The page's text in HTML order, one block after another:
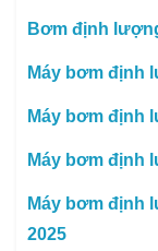
Bơm định
Máy bơm định
Máy bơm định
Máy bơm định
Máy bơm định
2025